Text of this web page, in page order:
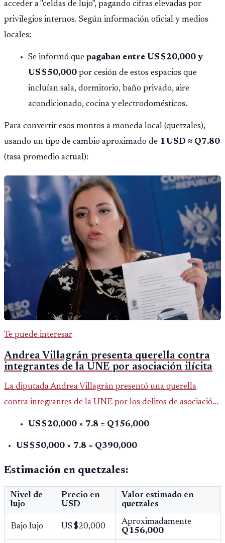
acceder a "celdas de lujo", pagando cifras elevadas por
privilegios internos. Según información oficial y medios
locales:
Se informó que pagaban entre US $20,000 y
US $50,000 por cesión de estos espacios que
incluían sala, dormitorio, baño privado, aire
acondicionado, cocina y electrodomésticos.
Para convertir esos montos a moneda local (quetzales),
usando un tipo de cambio aproximado de 1 USD ≈ Q7.80
(tasa promedio actual):
Te puede interesar
Andrea Villagrán presenta querella contra
integrantes de la UNE por asociación ilícita
La diputada Andrea Villagrán presentó una querella
contra integrantes de la UNE por los delitos de asociación
ilícita, terrorismo y sedición.
US $20,000 × 7.8 = Q156,000
US $50,000 × 7.8 = Q390,000
Estimación en quetzales:
Nivel de
lujo
Precio en
USD
Valor estimado en
quetzales
Bajo lujo US $20,000
Aproximadamente
Q156,000